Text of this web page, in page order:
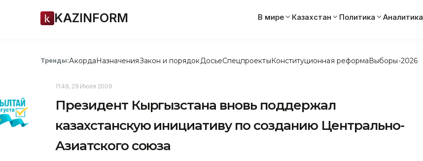
KAZINFORM В мире Казахстан Политика Аналитика
Тренды:АкордаНазначенияЗакон и порядок ДосьеСпецпроектыКонституционная реформаВыборы-2026
11:49, 29 Июля 2009
Президент Кыргызстана вновь поддержал
казахстанскую инициативу по созданию Центрально-
Азиатского союза